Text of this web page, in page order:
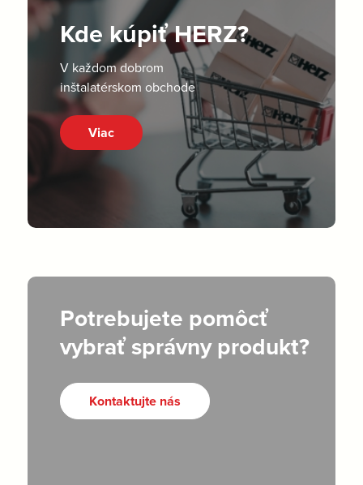
Kde kúpiť HERZ?
V každom dobrom
inštalatérskom obchode
Viac
Potrebujete pomôcť
vybrať správny produkt?
Kontaktujte nás